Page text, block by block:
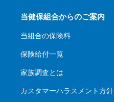
当健保組合からのご案内
当組合の保険料
保険給付一覧
家族調査とは
カスタマーハラスメント方針